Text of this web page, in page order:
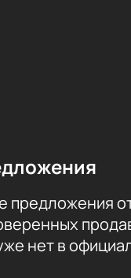
Курентзис
для себя.
Присоединяйтесь
предложения
нет в